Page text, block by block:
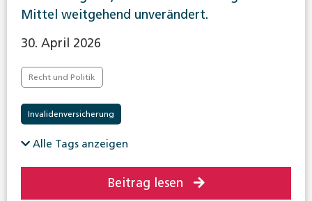
Mittel weitgehend unverändert.
30. April 2026
Recht und Politik
Invalidenversicherung
Alle Tags anzeigen
Beitrag lesen